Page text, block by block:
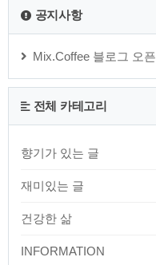
공지사항
Mix.Coffee 블로그 오픈
전체 카테고리
향기가 있는 글
재미있는 글
건강한 삶
INFORMATION